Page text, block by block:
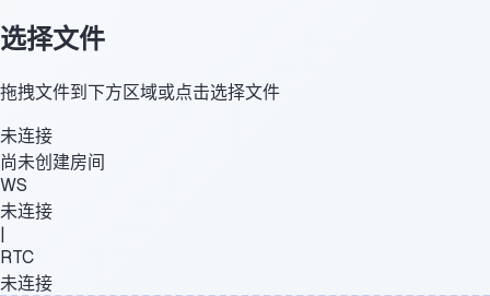
选择文件
拖拽文件到下方区域或点击选择文件
未连接
尚未创建房间
WS
未连接
|
RTC
未连接